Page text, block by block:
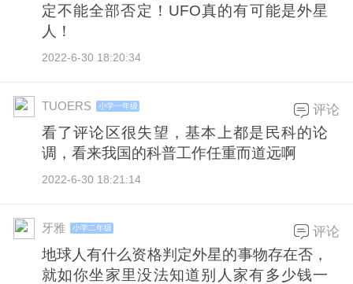
定不能全部否定！UFO真的有可能是外星
人！
2022-6-30 18:20:34
TUOERS 小学一年级
看了评论区很失望，基本上都是民科的论
调，看来我国的科普工作任重而道远啊
2022-6-30 18:21:14
评论
牙雅 小学二年级
地球人有什么资格判定外星的事物存在否，
就如你坐家里没法知道别人家有多少钱一
评论